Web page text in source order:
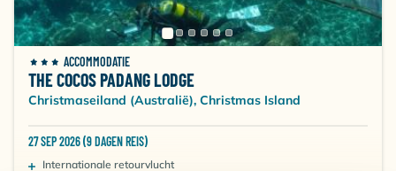
ACCOMMODATIE
THE COCOS PADANG LODGE
Christmaseiland (Australië), Christmas Island
27 SEP 2026 (9 DAGEN REIS)
Internationale retourvlucht